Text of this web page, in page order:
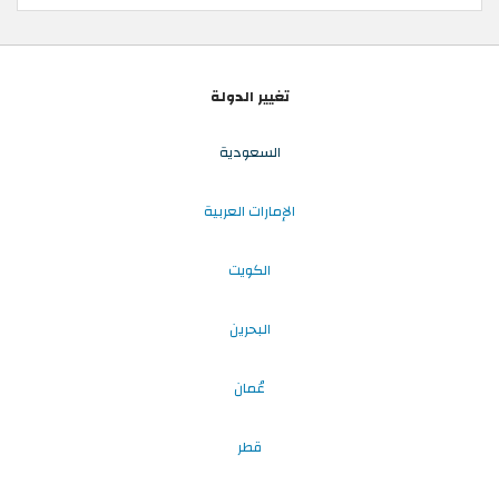
تغيير الدولة
السعودية
الإمارات العربية
الكويت
البحرين
عُمان
قطر